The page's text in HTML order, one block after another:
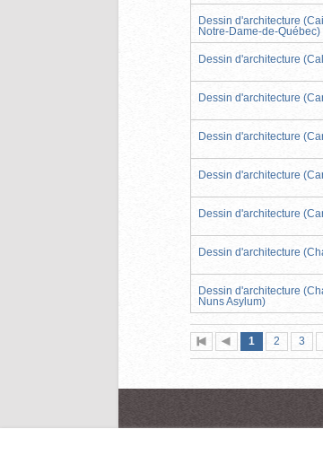
Dessin d'architecture
Notre-Dame-de-Québec)
Dessin d'architecture
Dessin d'architecture
Dessin d'architecture
Dessin d'architecture
Dessin d'architecture
Dessin d'architecture
Dessin d'architecture
Nuns Asylum)
Première
page
Page
précédente
Page
1 (page
actuelle)
Page
2 3